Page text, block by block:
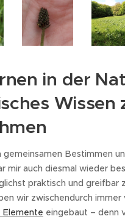
in der
Wissen
gemeinsamen Bestimmen
mir auch diesmal wieder
praktisch und greifbar
wir zwischendurch immer
Elemente eingebaut – denn